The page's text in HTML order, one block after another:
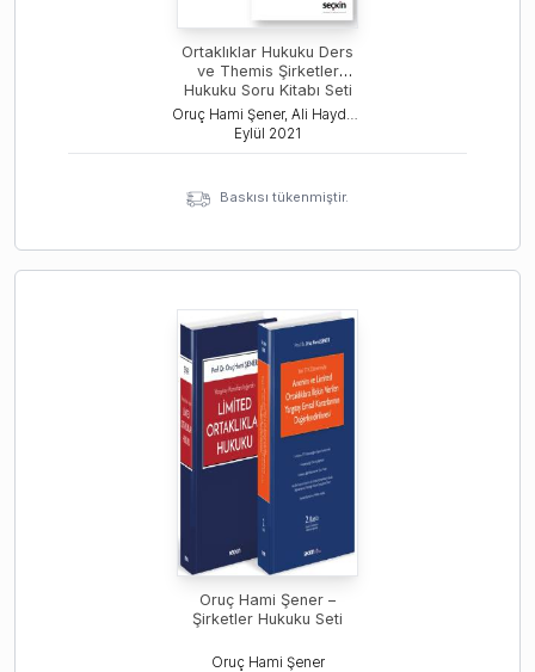
Ortaklıklar Hukuku Ders
ve Themis Şirketler
Hukuku Soru Kitabı Seti
Oruç Hami Şener, Ali Haydar Yıldırım
Eylül 2021
Baskısı tükenmiştir.
Oruç Hami Şener –
Şirketler Hukuku Seti
Oruç Hami Şener